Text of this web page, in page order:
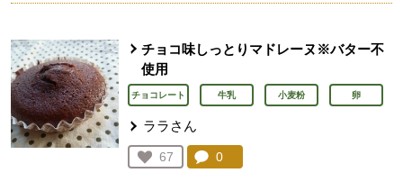
チョコ味しっとりマドレーヌ※バター不
使用
チョコレート 牛乳 小麦粉 卵
ララさん
お気に入り登録：
67
人が登録
コメント：
0